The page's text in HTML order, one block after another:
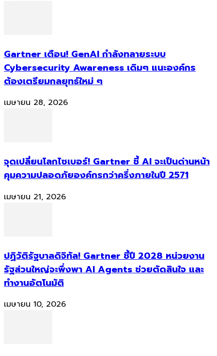
Gartner เตือน! GenAI กำลังทลายระบบ
Cybersecurity Awareness เดิมๆ แนะองค์กร
ต้องเตรียมกลยุทธ์ใหม่ ๆ
เมษายน 28, 2026
จุดเปลี่ยนโลกไซเบอร์! Gartner ชี้ AI จะเป็นด่านหน้า
คุมความปลอดภัยองค์กรกว่าครึ่งภายในปี 2571
เมษายน 21, 2026
ปฏิวัติรัฐบาลดิจิทัล! Gartner ชี้ปี 2028 หน่วยงาน
รัฐส่วนใหญ่จะพึ่งพา AI Agents ช่วยตัดสินใจ และ
ทำงานอัตโนมัติ
เมษายน 10, 2026